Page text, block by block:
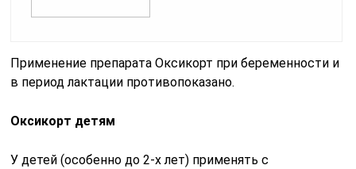
Применение препарата Оксикорт при беременности и
в период лактации противопоказано.
Оксикорт детям
У детей (особенно до 2-х лет) применять с